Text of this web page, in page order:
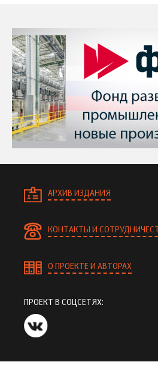
АРХИВ ИЗДАНИЯ
КОНТАКТЫ И
О ПРОЕКТЕ И АВТОРАХ
ПРОЕКТ В СОЦСЕТЯХ: